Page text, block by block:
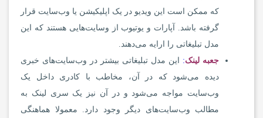
که ممکن است این ویدیو در یک اپلیکیشن یا وب‌سایت قرار
گرفته باشد. آپارات و یوتیوب از و‌سایت‌هایی هستند که این
مدل تبلیغاتی را ارایه می‌دهند.
جعبه لینک: این مدل تبلیغاتی بیشتر در وب‌سایت‌های خبری
دیده می‌شود که در آن، مخاطب با کادری داخل یک
وب‌سایت مواجه می‌شود و در آن نیز یک سری لینک به
مطالب وب‌سایت‌های دیگر وجود دارد. معمولا هماهنگی